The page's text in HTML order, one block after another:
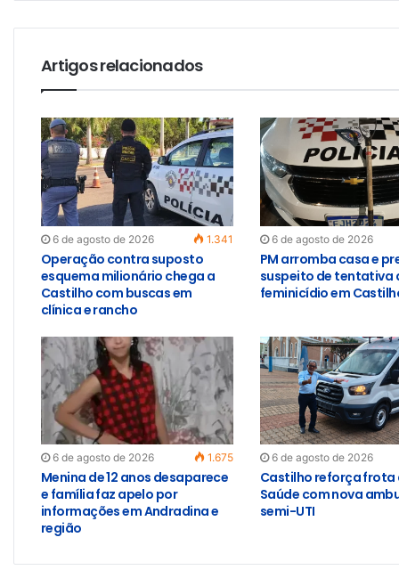
Artigos relacionados
6 de agosto de 2026 1.341
Operação contra suposto
esquema milionário chega a
Castilho com buscas em
clínica e rancho
6 de agosto de 2026
PM arromba casa e
suspeito de tentativa
feminicídio em
6 de agosto de 2026 1.675
Menina de 12 anos desaparece
e família faz apelo por
informações em Andradina e
região
6 de agosto de 2026
Castilho reforça frota
Saúde com nova
semi-UTI